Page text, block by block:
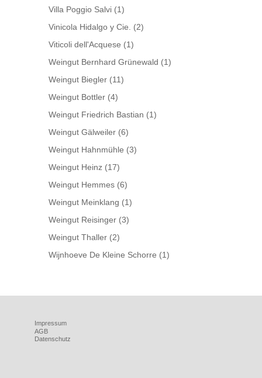
Villa Poggio Salvi (1)
Vinicola Hidalgo y Cie.
(2)
Viticoli dell'Acquese (1)
Weingut Bernhard Grünewald (1)
Weingut Biegler (11)
Weingut Bottler (4)
Weingut Friedrich Bastian (1)
Weingut Gälweiler (6)
Weingut Hahnmühle (3)
Weingut Heinz (17)
Weingut Hemmes (6)
Weingut Meinklang (1)
Weingut Reisinger (3)
Weingut Thaller (2)
Wijnhoeve De Kleine Schorre (1)
Impressum
AGB
Datenschutz